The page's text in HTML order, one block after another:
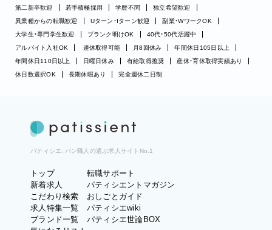
第二新卒歓迎
若手積極採用 学歴不問
独立希望歓迎
異業種からの転職歓迎
Uターン・Iターン歓迎
副業・WワークOK
大学生・専門学生歓迎
ブランク明けOK
40代・50代活躍中
アルバイト入社OK
連休取得可能 月8回休み
年間休日105日以上
年間休日110日以上
日曜日休み 有給取得推奨
産休・育休取得実績あり
休日数選択OK
長期休暇あり 完全週休二日制
パティシエ、パン職人の選ぶ求人サイトNo.1
トップ
新着求人
こだわり検索
求人特集一覧
ブランド一覧
転職サポート
パティシエントマガジン
おしごとガイド
パティシエwiki
パティシエ世論BOX